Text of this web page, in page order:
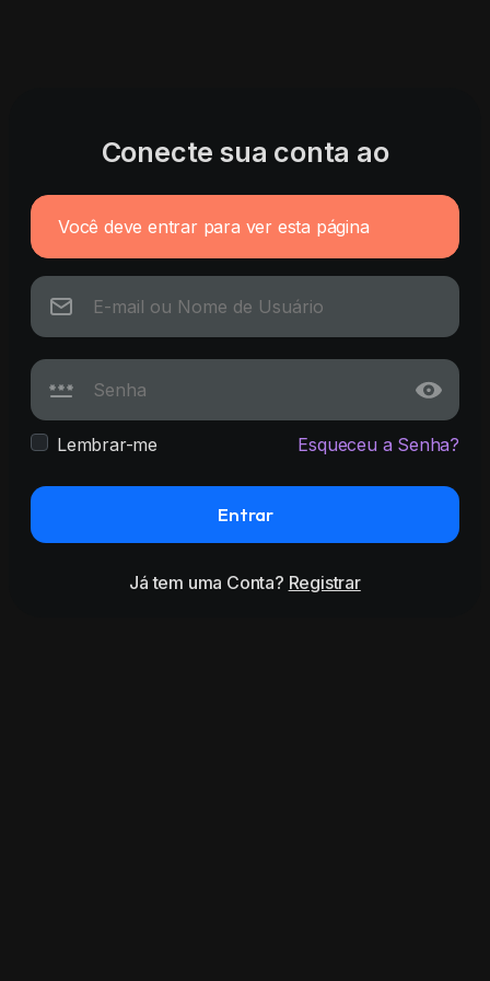
Conecte sua conta ao
Você deve entrar para ver esta página
Lembrar-me Esqueceu a Senha?
Entrar
Já tem uma Conta? Registrar